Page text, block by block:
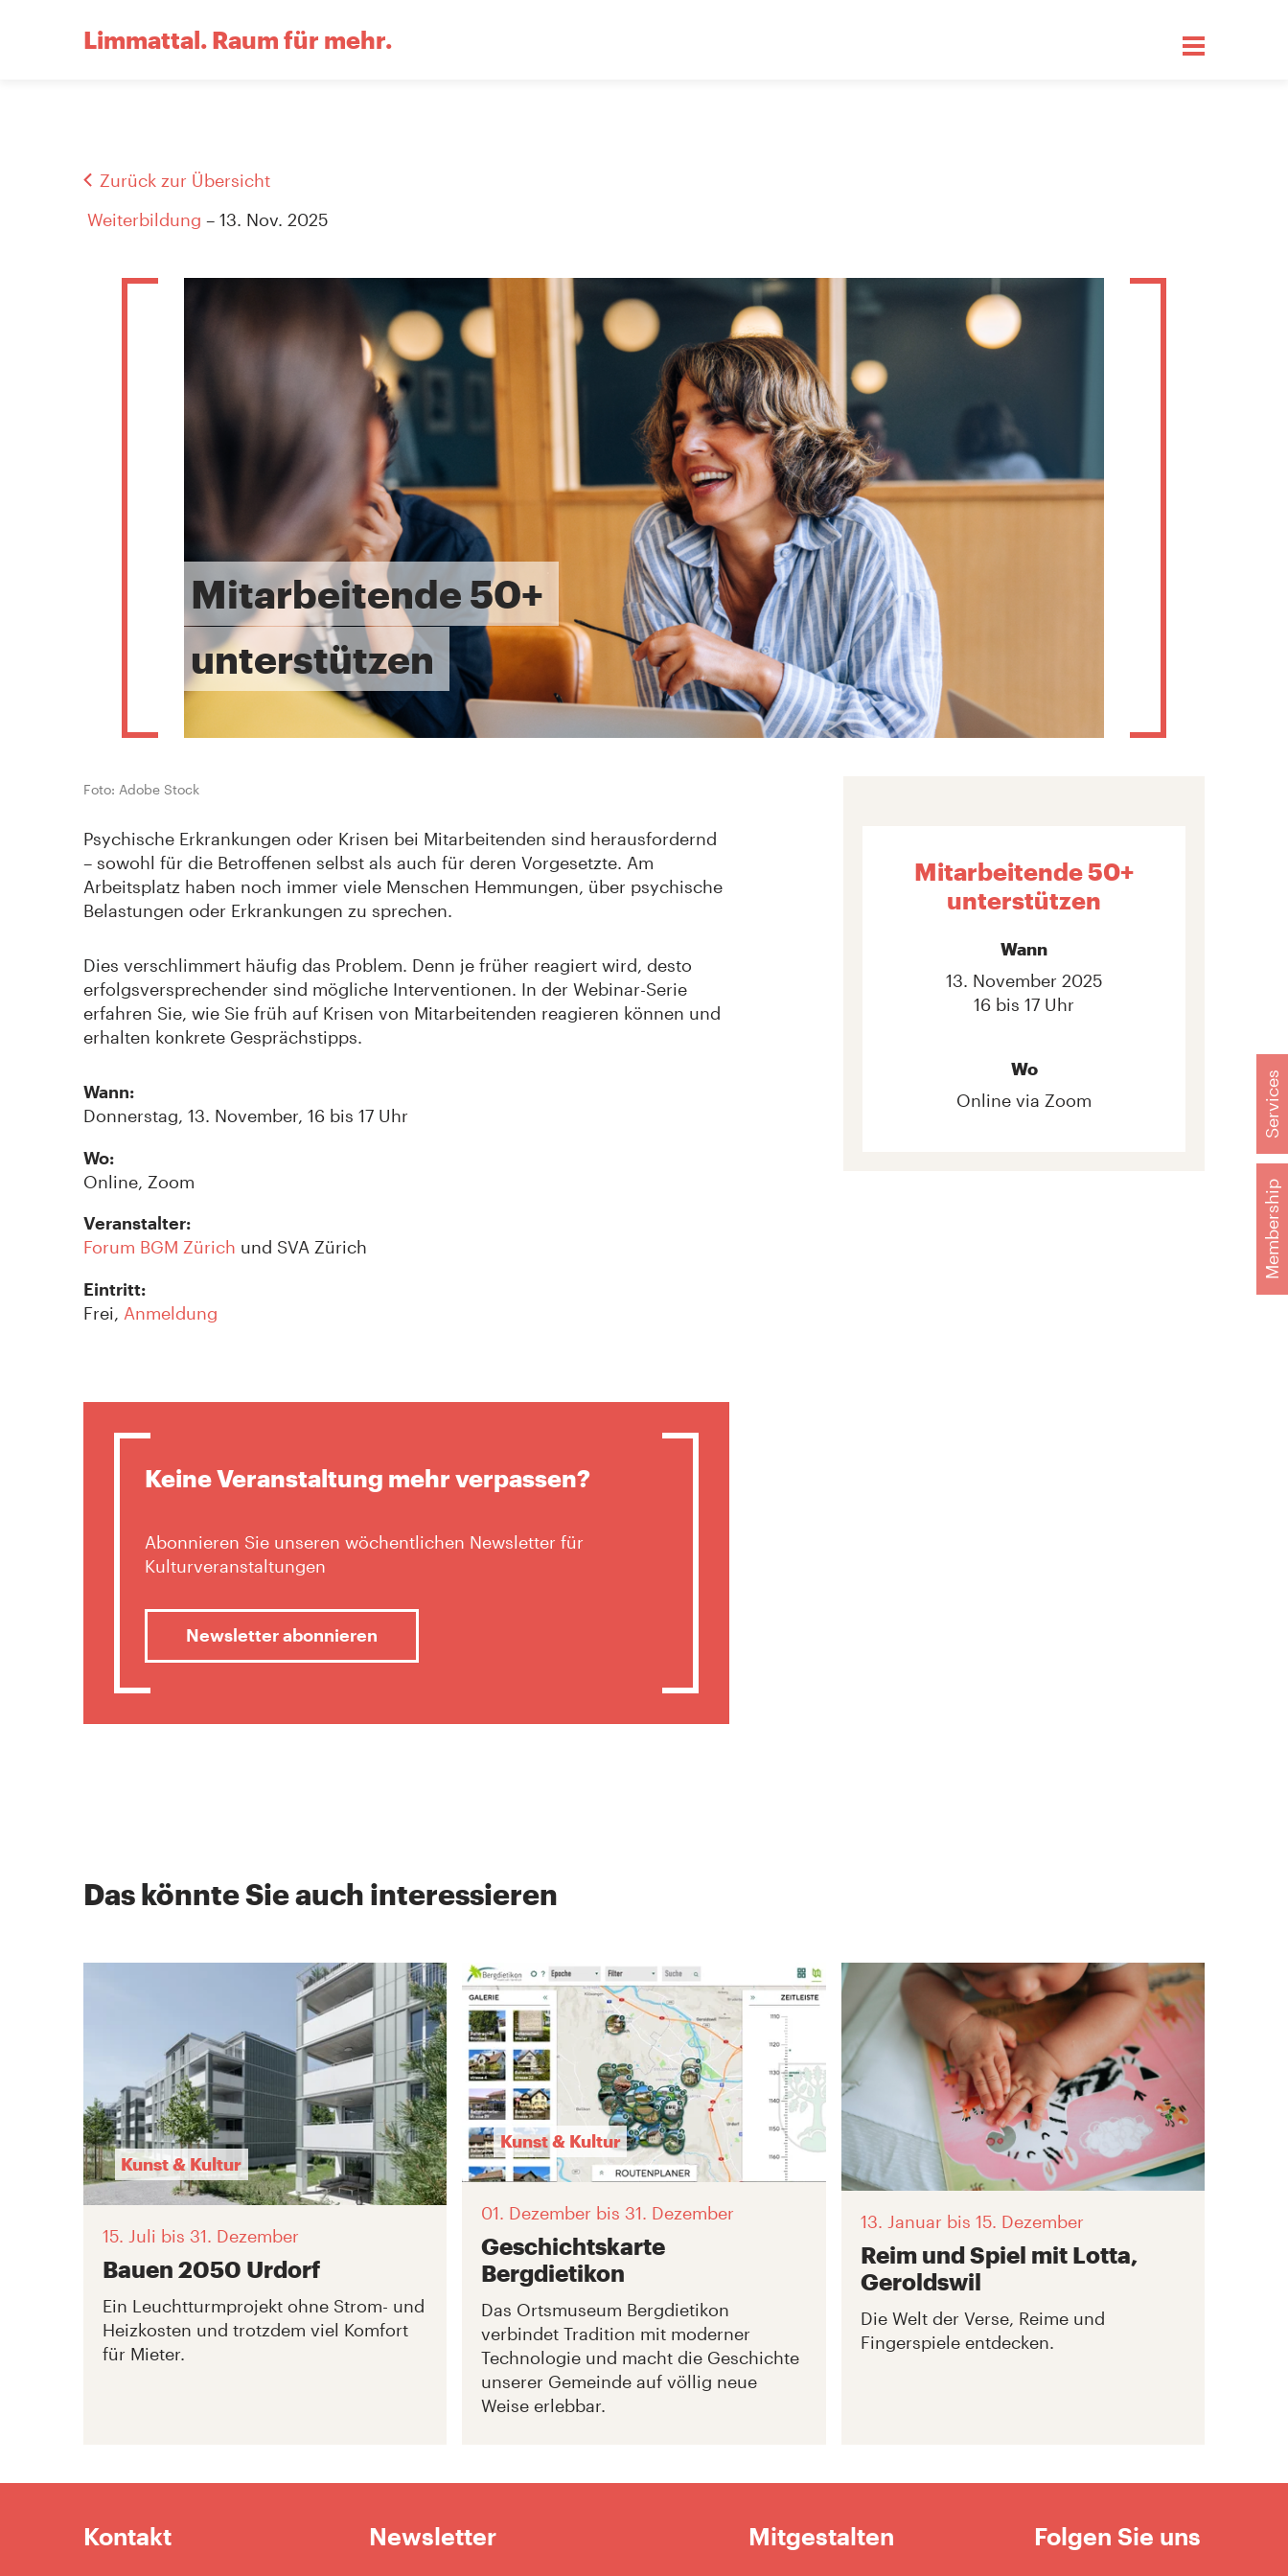
Membership
Services
Limmattal. Raum für mehr.
Zurück zur Übersicht
Weiterbildung – 13. Nov. 2025
Mitarbeitende 50+
unterstützen
Foto: Adobe Stock
Psychische Erkrankungen oder Krisen bei Mitarbeitenden sind herausfordernd
– sowohl für die Betroffenen selbst als auch für deren Vorgesetzte. Am
Arbeitsplatz haben noch immer viele Menschen Hemmungen, über psychische
Belastungen oder Erkrankungen zu sprechen.
Dies verschlimmert häufig das Problem. Denn je früher reagiert wird, desto
erfolgsversprechender sind mögliche Interventionen. In der Webinar-Serie
erfahren Sie, wie Sie früh auf Krisen von Mitarbeitenden reagieren können und
erhalten konkrete Gesprächstipps.
Wann:
Donnerstag, 13. November, 16 bis 17 Uhr
Wo:
Online, Zoom
Veranstalter:
Forum BGM Zürich und SVA Zürich
Eintritt:
Frei, Anmeldung
Keine Veranstaltung mehr verpassen?
Abonnieren Sie unseren wöchentlichen Newsletter für
Kulturveranstaltungen
Newsletter abonnieren
Mitarbeitende 50+
unterstützen
Wann
13. November 2025
16 bis 17 Uhr
Wo
Online via Zoom
Das könnte Sie auch interessieren
Kunst & Kultur
15. Juli bis 31. Dezember
Bauen 2050 Urdorf
Ein Leuchtturmprojekt ohne Strom- und
Heizkosten und trotzdem viel Komfort
für Mieter.
Kunst & Kultur
01. Dezember bis 31. Dezember
Geschichtskarte
Bergdietikon
Das Ortsmuseum Bergdietikon
verbindet Tradition mit moderner
Technologie und macht die Geschichte
unserer Gemeinde auf völlig neue
Weise erlebbar.
13. Januar bis 15. Dezember
Reim und Spiel mit Lotta,
Geroldswil
Die Welt der Verse, Reime und
Fingerspiele entdecken.
Kontakt Newsletter Mitgestalten Folgen Sie uns